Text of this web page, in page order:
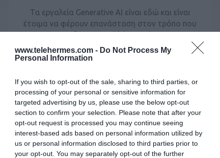
www.telehermes.com - Do Not Process My
Personal Information
If you wish to opt-out of the sale, sharing to third parties, or
processing of your personal or sensitive information for
targeted advertising by us, please use the below opt-out
section to confirm your selection. Please note that after your
opt-out request is processed you may continue seeing
interest-based ads based on personal information utilized by
us or personal information disclosed to third parties prior to
your opt-out. You may separately opt-out of the further
Τα εργαλεία Generative AI είναι εδώ και είναι
έτοιμα να φέρουν επανάσταση στον τρόπο που
Με απλά λόγια, τα εργαλεία Generative AI είναι
εφαρμογές λογισμικού που βασίζονται στην
πλοηγηθούμε στην καθημερινότητά μας με
επιπλέον ευκολία. Συνδυάζοντας την premium
τεχνολογία φωνής με τα εργαλεία Generative AI,
μπορούμε να ενισχύσουμε την
παραγωγικότητα, να μειώσουμε το πνευματικό
φορτίο, να εξοικονομήσουμε χρόνο και να
απελευθερώσουμε τη δημιουργικότητά μας.